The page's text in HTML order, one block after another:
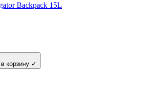
Backpack 15L
корзину ✓